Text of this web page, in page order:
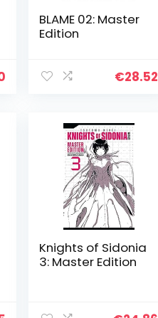
BLAME 02: Master
Edition
€28.52
Knights of Sidonia
3: Master Edition